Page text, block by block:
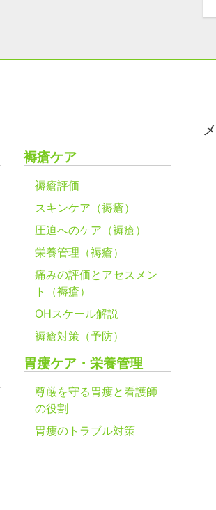
褥瘡ケア
褥瘡評価
スキンケア（褥瘡）
圧迫へのケア（褥瘡）
栄養管理（褥瘡）
痛みの評価とアセスメン
ト（褥瘡）
OHスケール解説
褥瘡対策（予防）
胃瘻ケア・栄養管理
尊厳を守る胃瘻と看護師
の役割
胃瘻のトラブル対策